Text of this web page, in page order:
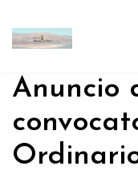
Anuncio